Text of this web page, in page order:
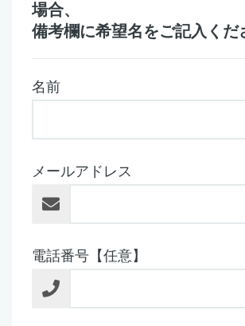
場合、
備考欄に希望名をご記入くだ
名前
メールアドレス
電話番号【任意】